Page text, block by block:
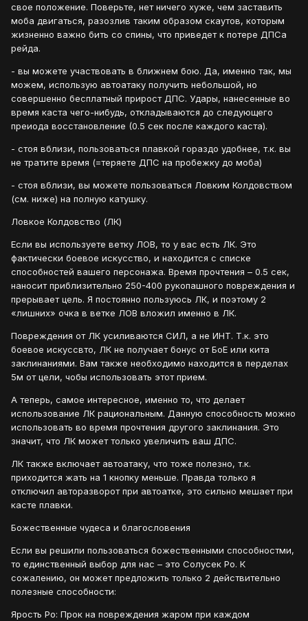
свое положение. Поверьте, нет ничего хуже, чем заставить
моба двигаться, разозлив таким образом скаутов, которым
жизненно важно бить со спины, что приведет к потере ДПСа
рейда.
- вы можете участвовать в ближнем бою. Да, именно так, мы
можем, использую автоатаку получить небольшой, но
совершенно бесплатный прирост ДПС. Удары, нанесенные во
время каста чего-нибудь, откладываются до следующего
преиода восстановление (0.5 сек после каждого каста).
- стоя вблизи, пользоваться плавкой гораздо удобнее, т.к. вы
не тратите время (=теряете ДПС на пробежку до моба)
- стоя вблизи, вы можете пользоваться Ловким Колдовством
(см. ниже) на полную катушку.
Ловкое Колдовство (ЛК)
Если вы используете ветку ЛОВ, то у вас есть ЛК. Это
фактически боевое искусство, и находится с списке
способностей вашего персонажа. Время прочтения – 0.5 сек,
наносит приблизительно 250-400 рукопашного повреждения и
прерывает цель. Я постоянно пользуюсь ЛК, и поэтому 2
«лишних» очка в ветке ЛОВ вложил именно в ЛК.
Повреждения от ЛК усиливаются СИЛ, а не ИНТ. Т.к. это
боевое искуссвто, ЛК не получает бонус от БоЕ или кита
заклинаниями. Вам также необходимо находится в перделах
5м от цели, чобы использовать этот прием.
А теперь, самое интересное, именно то, что делает
использование ЛК рациональным. Данную способность можно
использовать во время прочтения другого заклинания. Это
значит, что ЛК может только увеличить ваш ДПС.
ЛК также включает автоатаку, что тоже полезно, т.к.
приходится жать на 1 кнопку меньше. Правда только я
отключил авторазворот при автоатке, это сильно мешает при
касте плавки.
Божественные чудеса и благословения
Если вы решили пользоваться божественными способностми,
то единственный выбор для нас – это Солусек Ро. К
сожалению, он может предложить только 2 действительно
полезные способности:
Ярость Ро: Прок на повреждения жаром при каждом